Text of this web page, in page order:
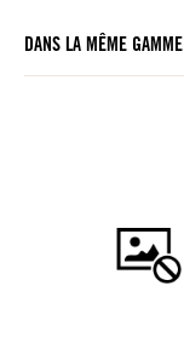
DANS LA MÊME GAMME